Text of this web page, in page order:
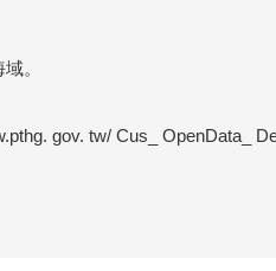
。
gov. tw/ Cus_ OpenData_